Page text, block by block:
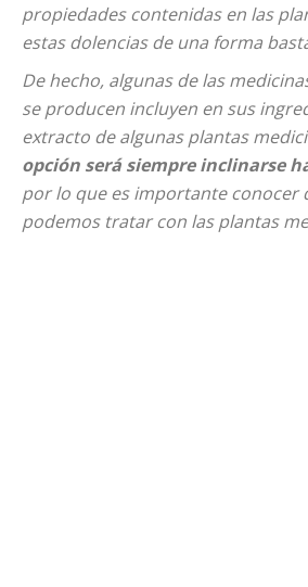
propiedades contenidas en las
estas dolencias de una forma
De hecho, algunas de las
se producen incluyen en sus
extracto de algunas plantas
opción será siempre inclinarse
por lo que es importante conocer
podemos tratar con las plantas